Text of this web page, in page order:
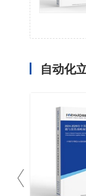
自动化